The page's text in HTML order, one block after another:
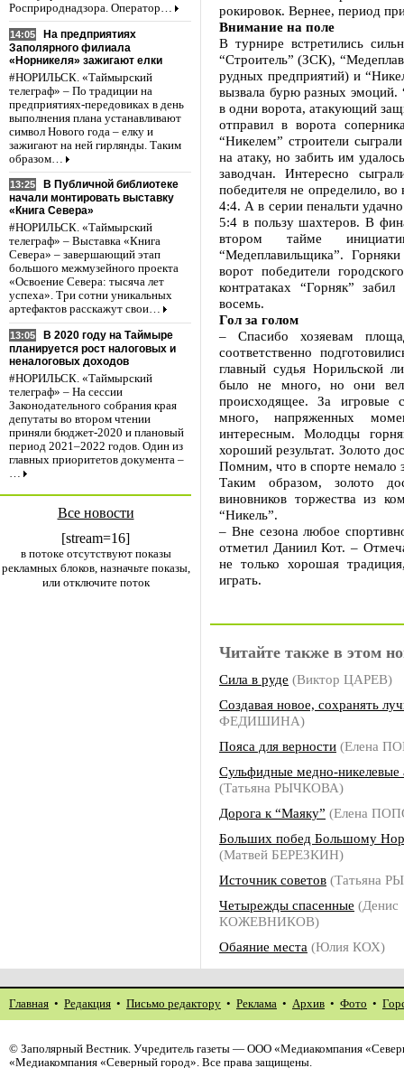
Росприроднадзора. Оператор…
14:05
На предприятиях
Заполярного филиала
«Норникеля» зажигают елки
#НОРИЛЬСК. «Таймырский
телеграф» – По традиции на
предприятиях-передовиках в день
выполнения плана устанавливают
символ Нового года – елку и
зажигают на ней гирлянды. Таким
образом…
13:25
В Публичной библиотеке
начали монтировать выставку
«Книга Севера»
#НОРИЛЬСК. «Таймырский
телеграф» – Выставка «Книга
Севера» – завершающий этап
большого межмузейного проекта
«Освоение Севера: тысяча лет
успеха». Три сотни уникальных
артефактов расскажут свои…
13:05
В 2020 году на Таймыре
планируется рост налоговых и
неналоговых доходов
#НОРИЛЬСК. «Таймырский
телеграф» – На сессии
Законодательного собрания края
депутаты во втором чтении
приняли бюджет-2020 и плановый
период 2021–2022 годов. Один из
главных приоритетов документа –
…
Все новости
[stream=16]
в потоке отсутствуют показы
рекламных блоков, назначьте показы,
или отключите поток
рокировок. Вернее, период
Внимание на поле
В турнире встретились
“Строитель” (ЗСК),
рудных предприятий) и
вызвала бурю разных эмоций.
в одни ворота, атакующий
отправил в ворота
“Никелем” строители
на атаку, но забить им
заводчан. Интересно
победителя не определило, во
4:4. А в серии пенальти
5:4 в пользу шахтеров. В
втором тайме
“Медеплавильщика”.
ворот победители
контратаках “Горняк”
восемь.
Гол за голом
– Спасибо хозяевам
соответственно
главный судья Норильской
было не много, но они
происходящее. За игровые
много, напряженных
интересным. Молодцы
хороший результат. Золото
Помним, что в спорте немало
Таким образом, золото
виновников торжества из
“Никель”.
– Вне сезона любое
отметил Даниил Кот. –
не только хорошая
играть.
Читайте также в этом
Сила в руде (Виктор ЦАРЕВ)
Создавая новое, сохранять
ФЕДИШИНА)
Пояса для верности (Елена
Сульфидные медно-никелевые
(Татьяна РЫЧКОВА)
Дорога к “Маяку” (Елена
Больших побед Большому
(Матвей БЕРЕЗКИН)
Источник советов (Татьяна
Четырежды спасенные (Денис
КОЖЕВНИКОВ)
Обаяние места (Юлия КОХ)
Главная • Редакция • Письмо редактору • Реклама • Архив • Фото •
© Заполярный Вестник. Учредитель газеты — ООО «Медиакомпания
«Медиакомпания «Северный город». Все права защищены.